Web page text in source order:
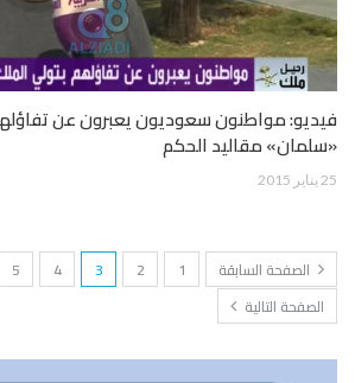
فيديو: مواطنون سعوديون يعبرون عن
«سلمان» مقاليد الحكم
25 يناير 2015
الصفحة السابقة 1
2
3
4
5
الصفحة التالية